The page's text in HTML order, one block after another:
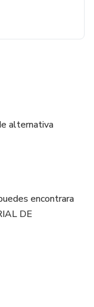
alternativa
encontrara
DE